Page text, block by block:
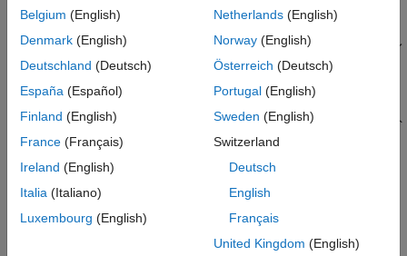
ThingSpeak
Instrument Control Toolbox を使用すると、テストを自動化し、
ハードウェア設計を検証し、5G、WLAN、Bluetooth
、衛星、レ
ーダー テスト システムを構築できます。これらのテスト システ
ツールボックスには、MATLAB の他のコンピューターやプリント
回路基板 (PCB) とのリモート通信用の UDP、TCP/IP、I2C、お
Instrument Control Toolbox 入門
Instrument Control Toolbox の基礎を学ぶ
Belgium (English)
Denmark (English)
Deutschland (Deutsch)
España (Español)
Finland (English)
France (Français)
Ireland (English)
Italia (Italiano)
Luxembourg (English)
Netherlands(English)
Norway(English)
Österreich (Deutsch)
Portugal(English)
Sweden (English)
Switzerland
Deutsch
English
Français
United Kingdom (English)